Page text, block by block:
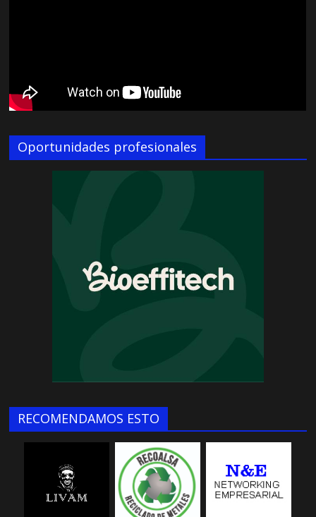
Oportunidades profesionales
RECOMENDAMOS ESTO